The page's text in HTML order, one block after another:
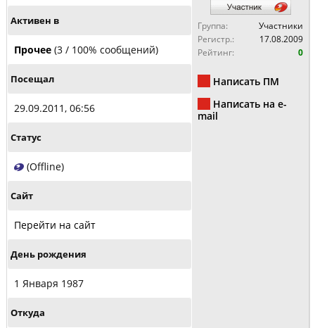
Группа:
Участники
Регистр.:
17.08.2009
Рейтинг:
0
Написать ПМ
Написать на e-
mail
Активен в
Прочее (3 / 100% сообщений)
Посещал
29.09.2011, 06:56
Статус
(Offline)
Сайт
Перейти на сайт
День рождения
1 Января 1987
Откуда